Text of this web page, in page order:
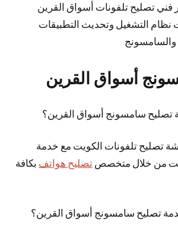
فني تصليح تلفونات أسواق القرين
التشغيل وتحديث التطبيقات
والسامسونج
أسواق القرين
سامسونج أسواق القرين؟
تصليح تلفونات الكويت مع خدمة
من خلال متخصص تصليح هواتف بكافة
تصليح سامسونج أسواق القرين؟